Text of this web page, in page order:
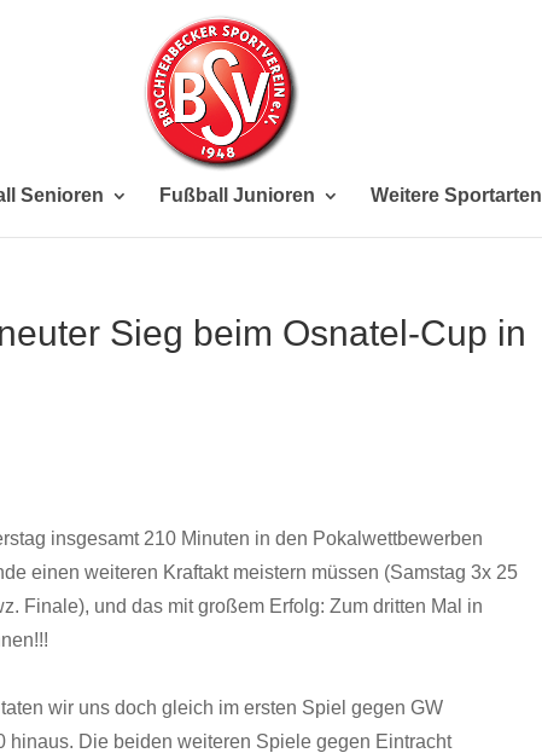
Senioren Fußball Junioren Weitere Sportarten
Sieg beim Osnatel-Cup in
insgesamt 210 Minuten in den Pokalwettbewerben
einen weiteren Kraftakt meistern müssen (Samstag 3x 25
Finale), und das mit großem Erfolg: Zum dritten Mal in
wir uns doch gleich im ersten Spiel gegen GW
hinaus. Die beiden weiteren Spiele gegen Eintracht